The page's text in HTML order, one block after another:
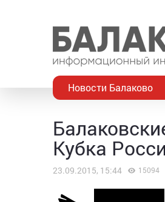
Новости Балаково
Кубка
23.09.2015, 15:44 15094